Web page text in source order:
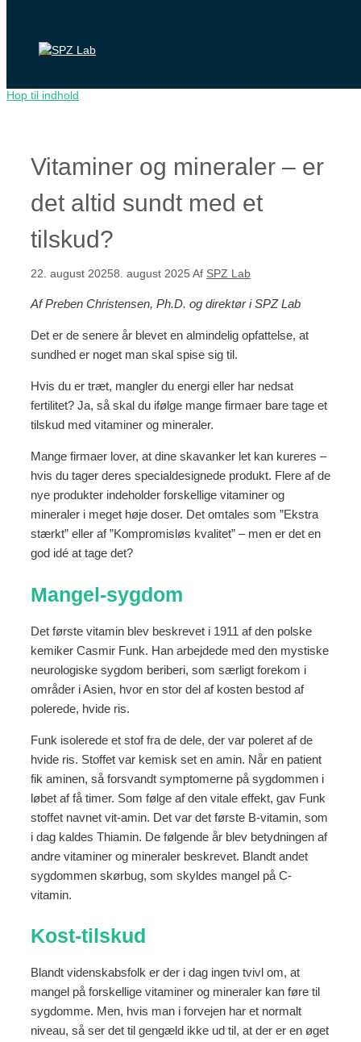
Hop til indhold
Vitaminer og mineraler – er
det altid sundt med et
tilskud?
22. august 20258. august 2025 Af SPZ Lab
Af Preben Christensen, Ph.D. og direktør i SPZ Lab
Det er de senere år blevet en almindelig opfattelse, at
sundhed er noget man skal spise sig til.
Hvis du er træt, mangler du energi eller har nedsat
fertilitet? Ja, så skal du ifølge mange firmaer bare tage et
tilskud med vitaminer og mineraler.
Mange firmaer lover, at dine skavanker let kan kureres –
hvis du tager deres specialdesignede produkt. Flere af de
nye produkter indeholder forskellige vitaminer og
mineraler i meget høje doser. Det omtales som ”Ekstra
stærkt” eller af ”Kompromisløs kvalitet” – men er det en
god idé at tage det?
Mangel-sygdom
Det første vitamin blev beskrevet i 1911 af den polske
kemiker Casmir Funk. Han arbejdede med den mystiske
neurologiske sygdom beriberi, som særligt forekom i
områder i Asien, hvor en stor del af kosten bestod af
polerede, hvide ris.
Funk isolerede et stof fra de dele, der var poleret af de
hvide ris. Stoffet var kemisk set en amin. Når en patient
fik aminen, så forsvandt symptomerne på sygdommen i
løbet af få timer. Som følge af den vitale effekt, gav Funk
stoffet navnet vit-amin. Det var det første B-vitamin, som
i dag kaldes Thiamin. De følgende år blev betydningen af
andre vitaminer og mineraler beskrevet. Blandt andet
sygdommen skørbug, som skyldes mangel på C-
vitamin.
Kost-tilskud
Blandt videnskabsfolk er der i dag ingen tvivl om, at
mangel på forskellige vitaminer og mineraler kan føre til
sygdomme. Men, hvis man i forvejen har et normalt
niveau, så ser det til gengæld ikke ud til, at der er en øget